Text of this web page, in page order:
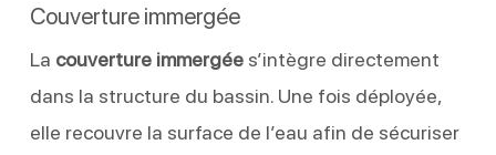
Couverture immergée
La couverture immergées’intègre directement
dans la structure du bassin. Une fois déployée,
elle recouvre la surface de l’eau afin de sécuriser